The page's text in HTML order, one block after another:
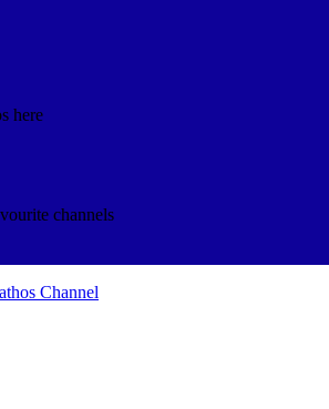
here
channels